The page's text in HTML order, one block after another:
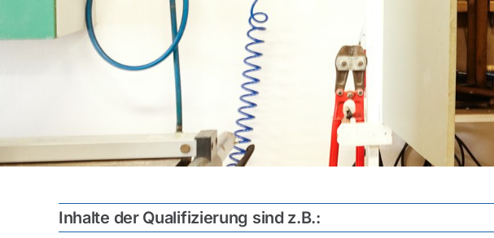
Inhalte der Qualifizierung sind z.B.: